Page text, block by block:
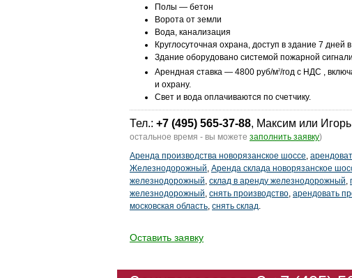
Полы — бетон
Ворота от земли
Вода, канализация
Круглосуточная охрана, доступ в здание 7 дней
Здание оборудовано системой пожарной
Арендная ставка — 4800 руб/м2/год с НДС ,
и охрану.
Свет и вода оплачиваются по счетчику.
Тел.: +7 (495) 565-37-88, Максим или Игорь
остальное время - вы можете заполнить заявку)
Аренда производства новорязанское шоссе,
Железнодорожный, Аренда склада новорязанское
железнодорожный, склад в аренду железнодорожный,
железнодорожный, снять производство, арендовать
московская область, снять склад.
Оставить заявку